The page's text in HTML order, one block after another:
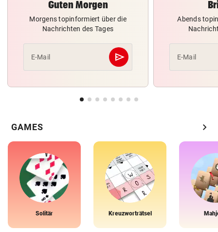
Guten Morgen
Morgens topinformiert über die
Nachrichten des Tages
E-Mail send
Abschicken
Abends
E-Mail
GAMES chevron_right
Solitär Kreuzworträtsel